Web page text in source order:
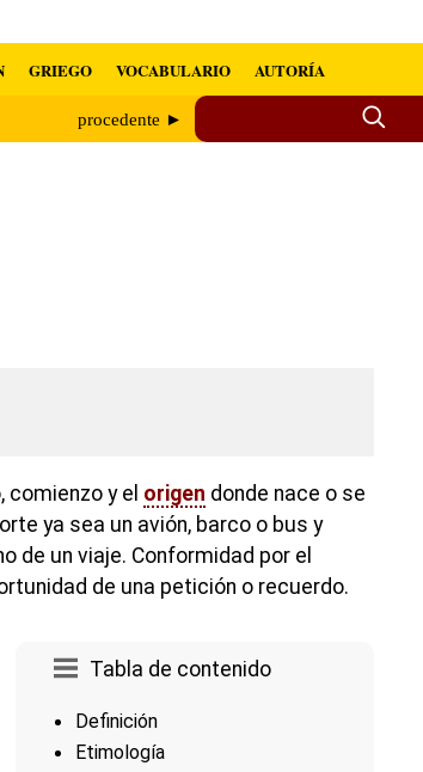
GRIEGO VOCABULARIO AUTORÍA
procedente ►
y el origen donde nace o se
ya sea un avión, barco o bus y
de un viaje. Conformidad por el
de una petición o recuerdo.
Tabla de contenido
Definición
Etimología